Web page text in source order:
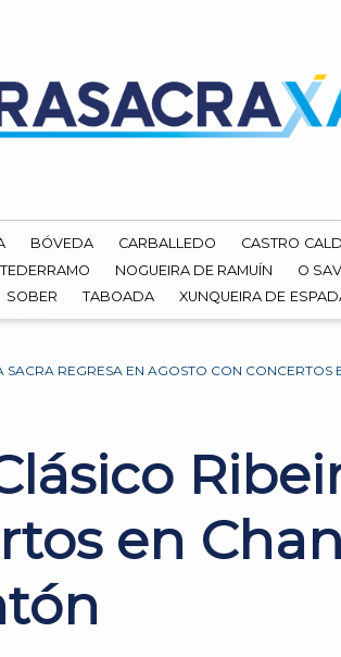
BÓVEDA CARBALLEDO CASTRO
NOGUEIRA DE RAMUÍN O
SOBER TABOADA XUNQUEIRA DE
SACRA REGRESA EN AGOSTO CON
en